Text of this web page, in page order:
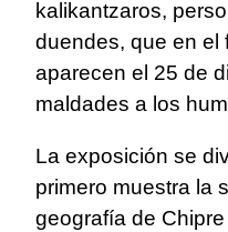
kalikantzaros,
duendes, que en el
aparecen el 25 de
maldades a los
La exposición se
primero muestra la
geografía de